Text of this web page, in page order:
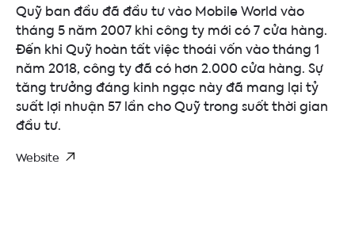
Quỹ ban đầu đã đầu tư vào Mobile World vào
tháng 5 năm 2007 khi công ty mới có 7 cửa hàng.
Đến khi Quỹ hoàn tất việc thoái vốn vào tháng 1
năm 2018, công ty đã có hơn 2.000 cửa hàng. Sự
tăng trưởng đáng kinh ngạc này đã mang lại tỷ
suất lợi nhuận 57 lần cho Quỹ trong suốt thời gian
đầu tư.
Website